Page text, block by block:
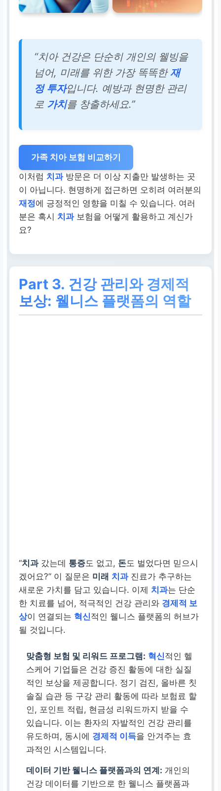
“치아 건강은 단순히 개인의 웰빙을
넘어, 미래를 위한 가장 똑똑한재
정 투자입니다. 예방과 현명한 관리
로 가치를 창출하세요.”
가족 치아 보험 비교하기
이처럼 치과방문은 더 이상 지출만 발생하는 곳
이 아닙니다. 현명하게 접근하면 오히려 여러분의
재정에 긍정적인 영향을 미칠 수 있습니다. 여러
분은 혹시 치과보험을 어떻게 활용하고 계신가
요?
Part 3. 건강 관리와 경제적
보상: 웰니스 플랫폼의 역할
“치과갔는데 통증도 없고, 돈도 벌었다면 믿으시
겠어요?” 이 질문은 미래 치과진료가 추구하는
새로운 가치를 담고 있습니다. 이제 치과는 단순
한 치료를 넘어, 적극적인 건강 관리와 경제적 보
상이 연결되는 혁신적인 웰니스 플랫폼의 허브가
될 것입니다.
맞춤형 보험 및 리워드 프로그램: 혁신적인 헬
스케어 기업들은 건강 증진 활동에 대한 실질
적인 보상을 제공합니다. 정기 검진, 올바른 칫
솔질 습관 등 구강 관리 활동에 따라 보험료 할
인, 포인트 적립, 현금성 리워드까지 받을 수
있습니다. 이는 환자의 자발적인 건강 관리를
유도하며, 동시에 경제적 이득을 안겨주는 효
과적인 시스템입니다.
데이터 기반 웰니스 플랫폼과의 연계: 개인의
건강 데이터를 기반으로 한 웰니스 플랫폼과